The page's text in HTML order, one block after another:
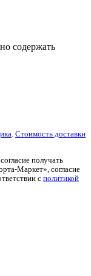
содержать
Стоимость доставки
получать
Маркет», согласие
с политикой